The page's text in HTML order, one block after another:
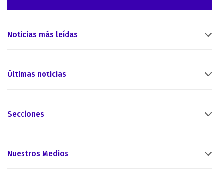
Noticias más leídas
Últimas noticias
Secciones
Nuestros Medios